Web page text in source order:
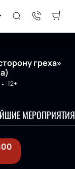
греха»
12+
МЕРОПРИЯТИЯ